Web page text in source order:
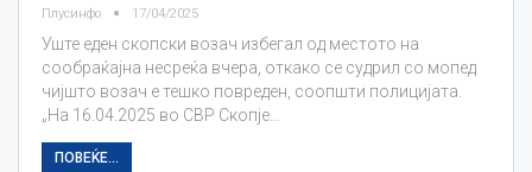
Плусинфо 17/04/2025
Уште еден скопски возач избегал од местото на
сообраќајна несреќа вчера, откако се судрил со мопед
чијшто возач е тешко повреден, соопшти полицијата.
„На 16.04.2025 во СВР Скопје…
ПОВЕЌЕ...